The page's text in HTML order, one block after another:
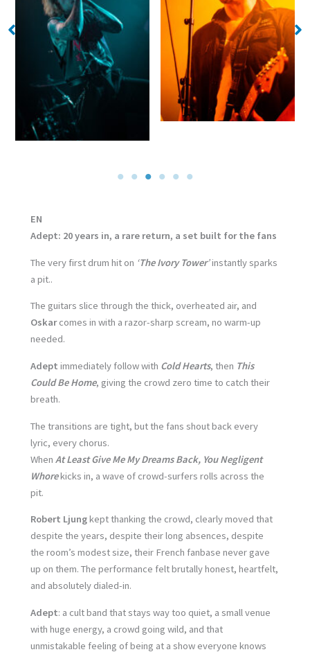
No Caption No Caption
EN
Adept: 20 years in, a rare return, a set built for the fans
The very first drum hit on ‘The Ivory Tower’instantly sparks
a pit..
The guitars slice through the thick, overheated air, and
Oskarcomes in with a razor-sharp scream, no warm-up
needed.
Adept immediately follow with Cold Hearts, then This
Could Be Home, giving the crowd zero time to catch their
breath.
The transitions are tight, but the fans shout back every
lyric, every chorus.
When At Least Give Me My Dreams Back, You Negligent
Whorekicks in, a wave of crowd-surfers rolls across the
pit.
Robert Ljungkept thanking the crowd, clearly moved that
despite the years, despite their long absences, despite
the room’s modest size, their French fanbase never gave
up on them. The performance felt brutally honest, heartfelt,
and absolutely dialed-in.
Adept: a cult band that stays way too quiet, a small venue
with huge energy, a crowd going wild, and that
unmistakable feeling of being at a show everyone knows